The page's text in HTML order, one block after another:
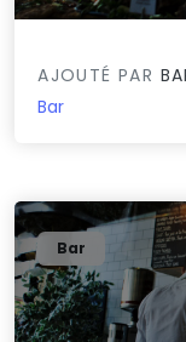
AJOUTÉ PAR
Bar
Bar